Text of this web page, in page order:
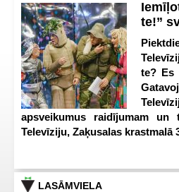
te!”
te? Es
apsveikumus raidījumam
Televīziju, Zaķusalas krastmalā
LASĀMVIELA